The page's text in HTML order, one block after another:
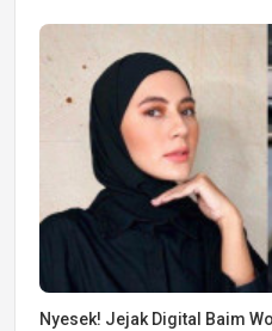
Nyesek! Jejak Digital Baim